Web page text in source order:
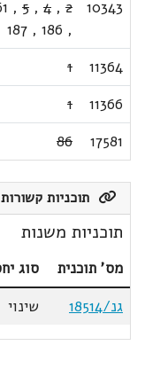
10343
2
,
4
,
5
,
,
186
,
187
11364
1
11366
1
17581
86
תוכניות קשורות
תוכניות משנות
מס' תוכנית סוג
גנ/18514
שינוי